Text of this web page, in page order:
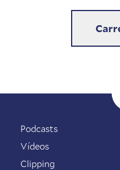
Podcasts
Vídeos
Clipping